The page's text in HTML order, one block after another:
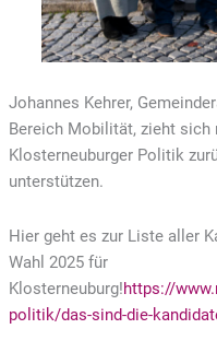
Johannes Kehrer,
Bereich Mobilität, zieht sich
Klosterneuburger Politik
unterstützen.
Hier geht es zur Liste aller
Wahl 2025 für
Klosterneuburg!https://
politik/das-sind-die-